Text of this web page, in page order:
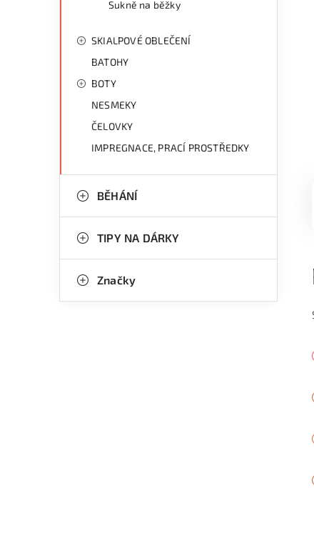
Sukně na běžky
SKIALPOVÉ OBLEČENÍ
BATOHY
BOTY
NESMEKY
ČELOVKY
IMPREGNACE, PRACÍ PROSTŘEDKY
BĚHÁNÍ
TIPY NA DÁRKY
Značky